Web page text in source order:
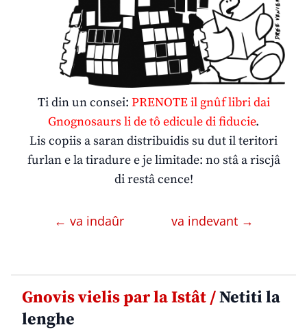
Ti din un consei: PRENOTEil gnûf libri dai
Gnognosaurs li de tô edicule di fiducie.
Lis copiis a saran distribuidis su dut il teritori
furlan e la tiradure e je limitade: no stâ a riscjâ
di restâ cence!
← va indaûr va indevant →
Gnovis vielis par la Istât /Netiti la
lenghe